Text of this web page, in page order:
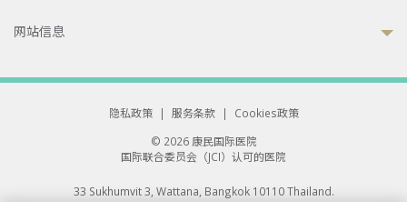
网站信息
隐私政策 | 服务条款 |
Cookies政策
© 2026 康民国际医院
国际联合委员会（JCI）认可的医院
33 Sukhumvit 3, Wattana, Bangkok 10110 Thailand.
All rights reserved.